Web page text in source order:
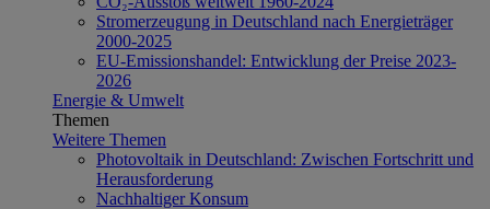
Stromerzeugung in Deutschland nach Energieträger
2000-2025
EU-Emissionshandel: Entwicklung der Preise 2023-
2026
Energie & Umwelt
Themen
Weitere Themen
Photovoltaik in Deutschland: Zwischen Fortschritt und
Herausforderung
Nachhaltiger Konsum